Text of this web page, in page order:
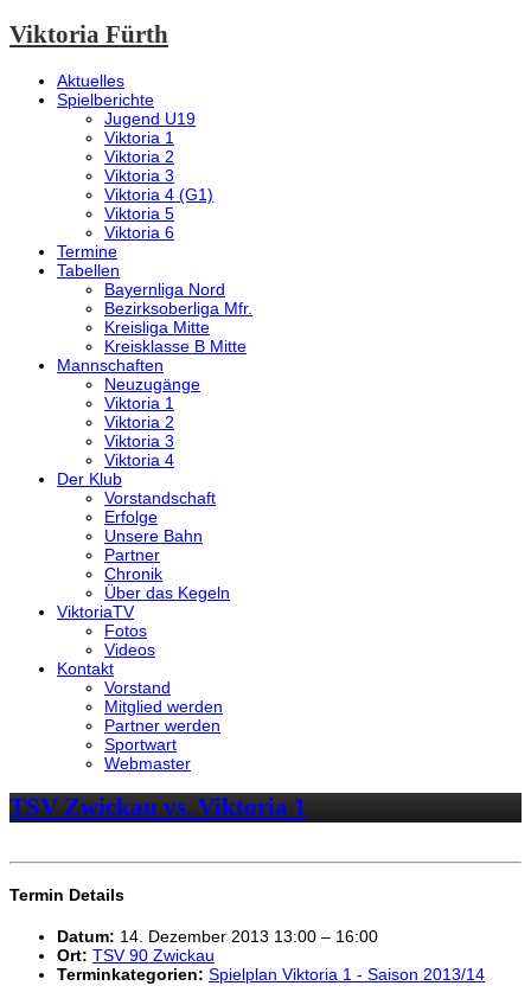
Viktoria Fürth
Aktuelles
Spielberichte
Jugend U19
Viktoria 1
Viktoria 2
Viktoria 3
Viktoria 4 (G1)
Viktoria 5
Viktoria 6
Termine
Tabellen
Bayernliga Nord
Bezirksoberliga Mfr.
Kreisliga Mitte
Kreisklasse B Mitte
Mannschaften
Neuzugänge
Viktoria 1
Viktoria 2
Viktoria 3
Viktoria 4
Der Klub
Vorstandschaft
Erfolge
Unsere Bahn
Partner
Chronik
Über das Kegeln
ViktoriaTV
Fotos
Videos
Kontakt
Vorstand
Mitglied werden
Partner werden
Sportwart
Webmaster
TSV Zwickau vs. Viktoria 1
Termin Details
Datum: 14. Dezember 2013 13:00 – 16:00
Ort: TSV 90 Zwickau
Terminkategorien: Spielplan Viktoria 1 - Saison 2013/14